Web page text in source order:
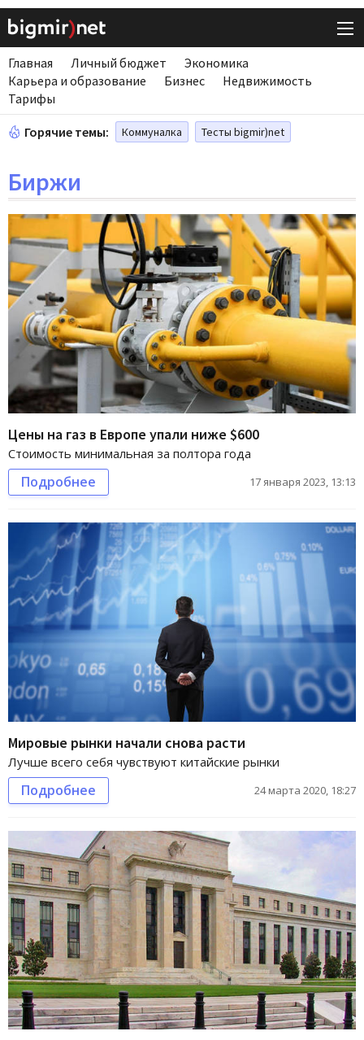
Главная Личный бюджет
Экономика
Карьера и образование
Бизнес
Недвижимость
Тарифы
Горячие темы: Коммуналка Тесты bigmir)net
Биржи
Цены на газ в Европе упали ниже $600
Стоимость минимальная за полтора года
Подробнее 17 января 2023, 13:13
Мировые рынки начали снова расти
Лучше всего себя чувствуют китайские рынки
Подробнее 24 марта 2020, 18:27